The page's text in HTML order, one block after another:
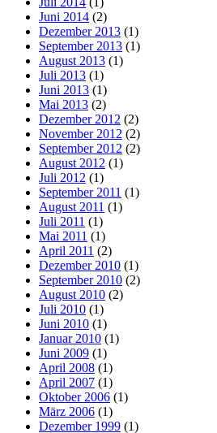
Juni 2014 (2)
Dezember 2013 (1)
September 2013 (1)
August 2013 (1)
Juli 2013 (1)
Juni 2013 (1)
Mai 2013 (2)
Dezember 2012 (2)
November 2012 (2)
September 2012 (2)
August 2012 (1)
Juli 2012 (1)
September 2011 (1)
August 2011 (1)
Juli 2011 (1)
Mai 2011 (1)
April 2011 (2)
Dezember 2010 (1)
September 2010 (2)
August 2010 (2)
Juli 2010 (1)
Juni 2010 (1)
Januar 2010 (1)
Juni 2009 (1)
April 2008 (1)
April 2007 (1)
Oktober 2006 (1)
März 2006 (1)
Dezember 1999 (1)